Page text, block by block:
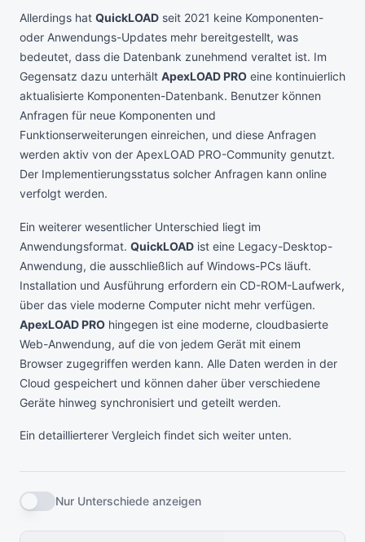
Allerdings hat QuickLOAD seit 2021 keine Komponenten-
oder Anwendungs-Updates mehr bereitgestellt, was
bedeutet, dass die Datenbank zunehmend veraltet ist. Im
Gegensatz dazu unterhält ApexLOAD PRO eine kontinuierlich
aktualisierte Komponenten-Datenbank. Benutzer können
Anfragen für neue Komponenten und
Funktionserweiterungen einreichen, und diese Anfragen
werden aktiv von der ApexLOAD PRO-Community genutzt.
Der Implementierungsstatus solcher Anfragen kann online
verfolgt werden.
Ein weiterer wesentlicher Unterschied liegt im
Anwendungsformat. QuickLOAD ist eine Legacy-Desktop-
Anwendung, die ausschließlich auf Windows-PCs läuft.
Installation und Ausführung erfordern ein CD-ROM-Laufwerk,
über das viele moderne Computer nicht mehr verfügen.
ApexLOAD PRO hingegen ist eine moderne, cloudbasierte
Web-Anwendung, auf die von jedem Gerät mit einem
Browser zugegriffen werden kann. Alle Daten werden in der
Cloud gespeichert und können daher über verschiedene
Geräte hinweg synchronisiert und geteilt werden.
Ein detaillierterer Vergleich findet sich weiter unten.
Nur Unterschiede anzeigen